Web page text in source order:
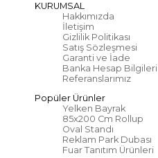
KURUMSAL
Hakkımızda
İletişim
Gizlilik Politikası
Satış Sözleşmesi
Garanti ve İade
Banka Hesap Bilgileri
Referanslarımız
Popüler Ürünler
Yelken Bayrak
85x200 Cm Rollup
Oval Standı
Reklam Park Dubası
Fuar Tanıtım Ürünleri